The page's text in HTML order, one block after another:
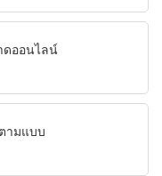
ดออนไลน์
ามแบบ